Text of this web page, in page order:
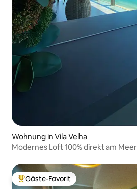
Wohnung in Vila Velha
Modernes Loft 100% direkt am Meer
Beliebter Gäste-Favorit.
Gäste-Favorit